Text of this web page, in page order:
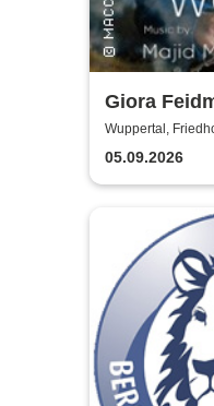
Giora
World
Wuppertal,
05.09.2026